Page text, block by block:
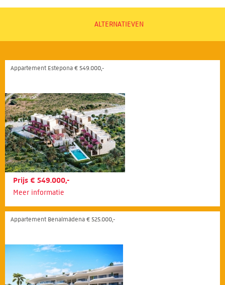
ALTERNATIEVEN
Appartement Estepona € 549.000,-
Prijs € 549.000,-
Meer informatie
Appartement Benalmádena € 525.000,-